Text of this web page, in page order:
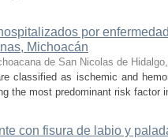
por
Michoacán
de San Nicolas de Hidalgo
classified as ischemic and
the most predominant risk factor
con fisura de labio y